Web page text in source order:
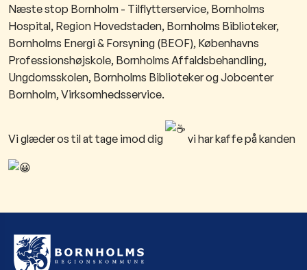
Næste stop Bornholm - Tilflytterservice, Bornholms
Hospital, Region Hovedstaden, Bornholms Biblioteker,
Bornholms Energi & Forsyning (BEOF), Københavns
Professionshøjskole, Bornholms Affaldsbehandling,
Ungdomsskolen, Bornholms Biblioteker og Jobcenter
Bornholm, Virksomhedsservice.
Vi glæder os til at tage imod dig vi har kaffe på kanden